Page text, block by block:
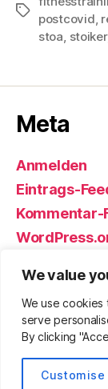
We value
We use cookies
serve
By clicking
Customise
Schlagwörter
postcovid,
stoa, stoiker
Meta
Anmelden
Eintrags-
Kommentar-
© 2026Björn
rund um
Überleben
Datenschutz